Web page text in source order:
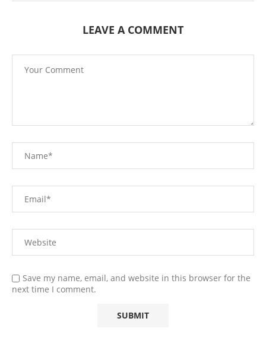
LEAVE A COMMENT
Save my name, email, and website in this browser for the
next time I comment.